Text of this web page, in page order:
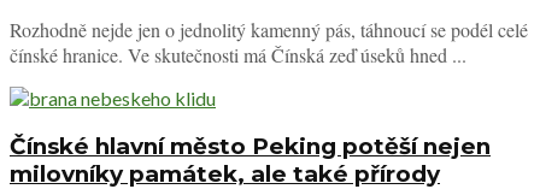
Rozhodně nejde jen o jednolitý kamenný pás, táhnoucí se podél celé
čínské hranice. Ve skutečnosti má Čínská zeď úseků hned ...
Čínské hlavní město Peking potěší nejen
milovníky památek, ale také přírody